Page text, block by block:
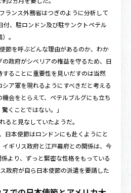
ランス外務省はつぎのように分析して
、駐ロンドン及び駐サンクトペテル
。
節を呼ぶどんな理由があるのか、わか
政府がシベリアの権益を守るため、日
ることに重要性を見いだすのは当然
ア軍を現れるようにすべきだと考える
会をとらえて、ペテルブルグにも立ち
くことではない。」
ると見なしていたようだ。
日本使節はロンドンにも赴くようにと
ギリス政府と江戸幕府との関係は、今
より、ずっと緊密な性格をもっている
政府が自ら日本使節の派遣を要請した